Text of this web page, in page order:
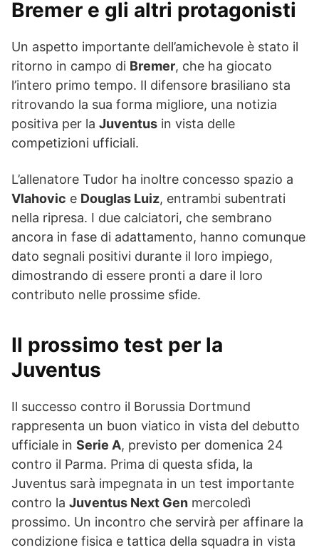
Bremer e gli altri protagonisti
Un aspetto importante dell’amichevole è stato il
ritorno in campo di Bremer, che ha giocato
l’intero primo tempo. Il difensore brasiliano sta
ritrovando la sua forma migliore, una notizia
positiva per la Juventus in vista delle
competizioni ufficiali.
L’allenatore Tudor ha inoltre concesso spazio a
Vlahovic e Douglas Luiz, entrambi subentrati
nella ripresa. I due calciatori, che sembrano
ancora in fase di adattamento, hanno comunque
dato segnali positivi durante il loro impiego,
dimostrando di essere pronti a dare il loro
contributo nelle prossime sfide.
Il prossimo test per la
Juventus
Il successo contro il Borussia Dortmund
rappresenta un buon viatico in vista del debutto
ufficiale in Serie A, previsto per domenica 24
contro il Parma. Prima di questa sfida, la
Juventus sarà impegnata in un test importante
contro la Juventus Next Gen mercoledì
prossimo. Un incontro che servirà per affinare la
condizione fisica e tattica della squadra in vista